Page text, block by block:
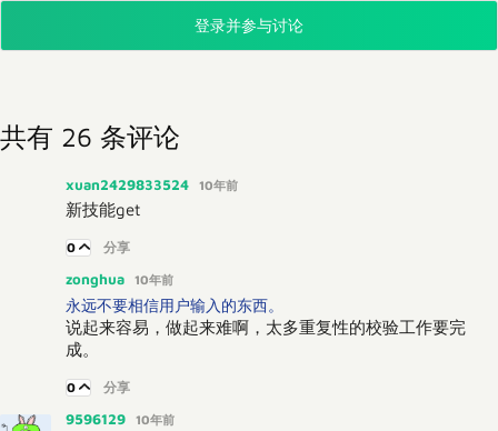
登录并参与讨论
共有 26 条评论
xuan2429833524 10年前
新技能get
0 分享
zonghua 10年前
永远不要相信用户输入的东西。
说起来容易，做起来难啊，太多重复性的校验工作要完
成。
0 分享
9596129 10年前